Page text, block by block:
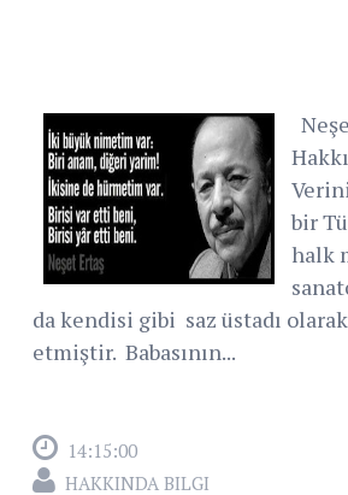
bir
halk
da kendisi gibi saz üstadı
etmiştir. Babasının...
14:15:00
HAKKINDA BILGI